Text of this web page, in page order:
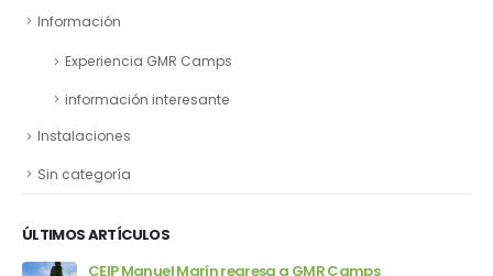
Información
Experiencia GMR Camps
información interesante
Instalaciones
Sin categoría
ÚLTIMOS ARTÍCULOS
CEIP Manuel Marín regresa a GMR Camps